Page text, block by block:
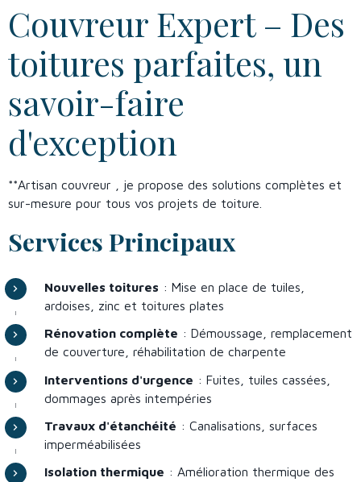
Couvreur Expert – Des
toitures parfaites, un
savoir-faire
d'exception
**Artisan couvreur , je propose des solutions complètes et
sur-mesure pour tous vos projets de toiture.
Services Principaux
Nouvelles toitures : Mise en place de tuiles,
ardoises, zinc et toitures plates
Rénovation complète : Démoussage, remplacement
de couverture, réhabilitation de charpente
Interventions d'urgence : Fuites, tuiles cassées,
dommages après intempéries
Travaux d'étanchéité : Canalisations, surfaces
imperméabilisées
Isolation thermique : Amélioration thermique des